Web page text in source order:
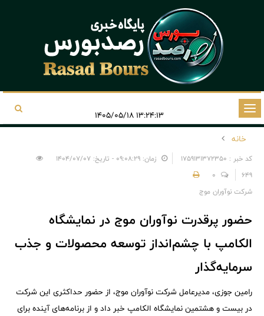
تغییر
وضعیت
ناوبری
خانه
کد خبر : 1759131372350
زمان: ۰۹:۰۸:۲۹ - تاریخ: ۱۴۰۴/۰۷/۰۷
649
0
شرکت نوآوران موج
حضور پرقدرت نوآوران موج در نمایشگاه
الکامپ با چشم‌انداز توسعه محصولات و جذب
سرمایه‌گذار
رامین جوزی، مدیرعامل شرکت نوآوران موج، از حضور حداکثری این شرکت
در بیست و هشتمین نمایشگاه الکامپ خبر داد و از برنامه‌های آینده برای